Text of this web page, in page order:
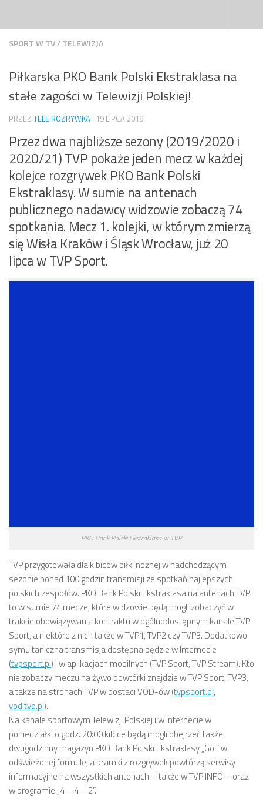
SPORT W TV/TELEWIZJA
Piłkarska PKO Bank Polski Ekstraklasa na
stałe zagości w Telewizji Polskiej!
PRZEZ TELE ROZRYWKA · 19 LIPCA 2019
Przez dwa najbliższe sezony (2019/2020 i
2020/21) TVP pokaże jeden mecz w każdej
kolejce rozgrywek PKO Bank Polski
Ekstraklasy. W sumie na antenach
publicznego nadawcy widzowie zobaczą 74
spotkania. Mecz 1. kolejki, w którym zmierzą
się Wisła Kraków i Śląsk Wrocław, już 20
lipca w TVP Sport.
PKO Bank Polski Ekstraklasa w TVP
TVP przygotowała dla kibiców piłki nożnej w nadchodzącym
sezonie ponad 100 godzin transmisji ze spotkań najlepszych
polskich zespołów. PKO Bank Polski Ekstraklasa na antenach TVP
to w sumie 74 mecze, które widzowie będą mogli zobaczyć w
trakcie obowiązywania kontraktu w ogólnodostępnym kanale TVP
Sport, a niektóre z nich także w TVP1, TVP2 czy TVP3. Dodatkowo
symultaniczna transmisja dostępna będzie w Internecie
(tvpsport.pl) i w aplikacjach mobilnych (TVP Sport, TVP Stream). Kto
nie zobaczy meczu na żywo powtórki znajdzie w TVP Sport, TVP3,
a także na stronach TVP w postaci VOD-ów (tvpsport.pl,
vod.tvp.pl).
Na kanale sportowym Telewizji Polskiej i w Internecie w
poniedziałki o godz. 20:00 kibice będą mogli obejrzeć także
dwugodzinny magazyn PKO Bank Polski Ekstraklasy „Gol” w
odświeżonej formule, a bramki z rozgrywek powtórzą serwisy
informacyjne na wszystkich antenach – także w TVP INFO – oraz
w programie „4 – 4 – 2”.